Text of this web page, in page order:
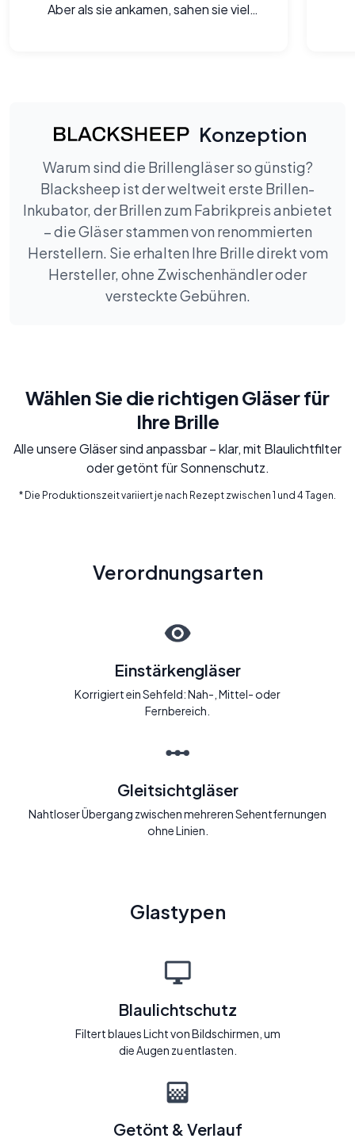
Aber als sie ankamen, sahen sie viel
Konzeption
Warum sind die Brillengläser so günstig?
Blacksheep ist der weltweit erste Brillen-
Inkubator, der Brillen zum Fabrikpreis anbietet
– die Gläser stammen von renommierten
Herstellern. Sie erhalten Ihre Brille direkt vom
Hersteller, ohne Zwischenhändler oder
versteckte Gebühren.
Wählen Sie die richtigen Gläser für
Ihre Brille
Alle unsere Gläser sind anpassbar – klar, mit Blaulichtfilter
oder getönt für Sonnenschutz.
* Die Produktionszeit variiert je nach Rezept zwischen 1 und 4 Tagen.
Verordnungsarten
Einstärkengläser
Korrigiert ein Sehfeld: Nah-, Mittel- oder
Fernbereich.
Gleitsichtgläser
Nahtloser Übergang zwischen mehreren Sehentfernungen
ohne Linien.
Glastypen
Blaulichtschutz
Filtert blaues Licht von Bildschirmen, um
die Augen zu entlasten.
Getönt & Verlauf